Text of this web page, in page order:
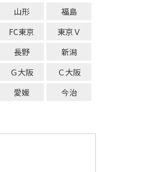
山形
福島
FC東京
東京Ｖ
長野
新潟
Ｇ大阪
Ｃ大阪
愛媛
今治